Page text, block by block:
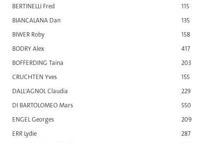
BERTINELLI Fred
115
BIANCALANA Dan
135
BIWER Roby
158
BODRY Alex
417
BOFFERDING Taina
203
CRUCHTEN Yves
155
DALL'AGNOL Claudia
229
DI BARTOLOMEO Mars
550
ENGEL Georges
209
ERR Lydie
287